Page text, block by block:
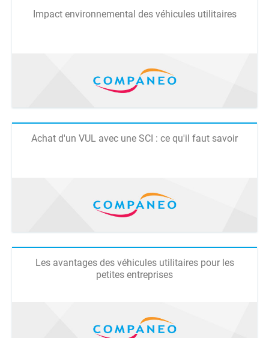
Impact environnemental des véhicules utilitaires
Achat d'un VUL avec une SCI : ce qu'il faut savoir
Les avantages des véhicules utilitaires pour les
petites entreprises